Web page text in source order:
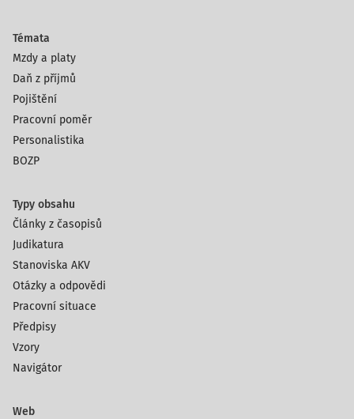
Témata
Mzdy a platy
Daň z příjmů
Pojištění
Pracovní poměr
Personalistika
BOZP
Typy obsahu
Články z časopisů
Judikatura
Stanoviska AKV
Otázky a odpovědi
Pracovní situace
Předpisy
Vzory
Navigátor
Web